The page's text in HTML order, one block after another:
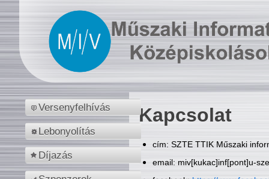
Versenyfelhívás
Lebonyolítás
Díjazás
Kapcsolat
cím: SZTE TTIK Műszaki
email: miv[kukac]inf[pont]u-